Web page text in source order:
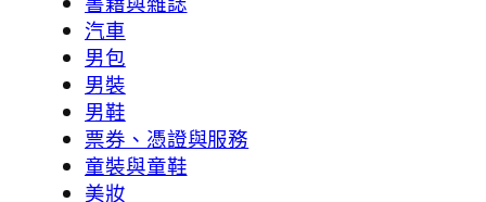
汽車
男包
男裝
男鞋
票券、憑證與服務
童裝與童鞋
美妝